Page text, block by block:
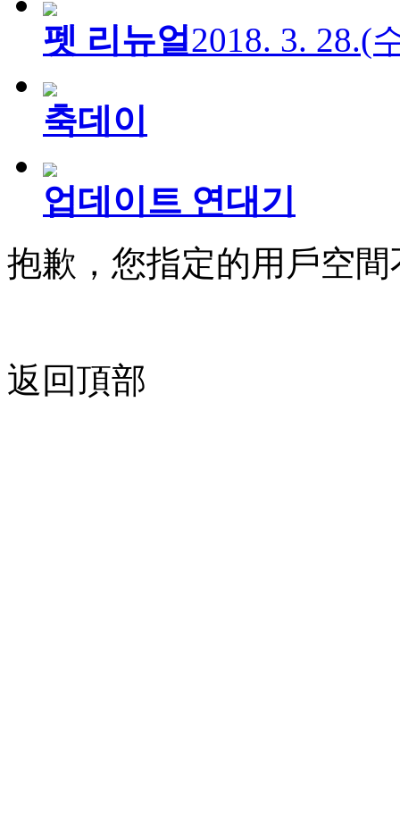
펫 리뉴얼2018. 3. 28.(
축데이
업데이트 연대기
抱歉，您指定的用戶空間
返回頂部